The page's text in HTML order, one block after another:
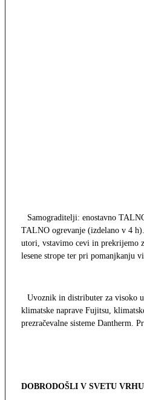
Samograditelji: enostavno
TALNO ogrevanje (izdelano v 4
utori, vstavimo cevi in prekrijemo
lesene strope ter pri pomanjkanju
Uvoznik in distributer za visoko
klimatske naprave Fujitsu,
prezračevalne sisteme Dantherm.
DOBRODOŠLI V SVETU